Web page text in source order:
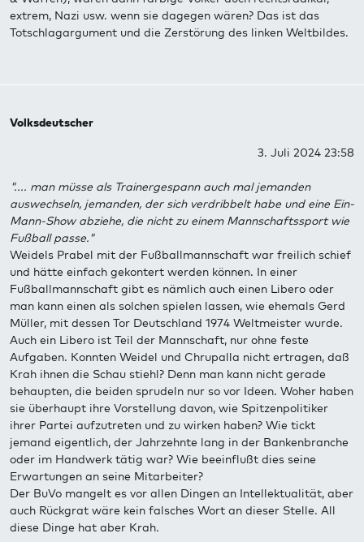
extrem, Nazi usw. wenn sie dagegen wären? Das ist das
Totschlagargument und die Zerstörung des linken Weltbildes.
Volksdeutscher
3. Juli 2024 23:58
".... man müsse als Trainergespann auch mal jemanden
auswechseln, jemanden, der sich verdribbelt habe und eine Ein-
Mann-Show abziehe, die nicht zu einem Mannschaftssport wie
Fußball passe."
Weidels Prabel mit der Fußballmannschaft war freilich schief
und hätte einfach gekontert werden können. In einer
Fußballmannschaft gibt es nämlich auch einen Libero oder
man kann einen als solchen spielen lassen, wie ehemals Gerd
Müller, mit dessen Tor Deutschland 1974 Weltmeister wurde.
Auch ein Libero ist Teil der Mannschaft, nur ohne feste
Aufgaben. Konnten Weidel und Chrupalla nicht ertragen, daß
Krah ihnen die Schau stiehl? Denn man kann nicht gerade
behaupten, die beiden sprudeln nur so vor Ideen. Woher haben
sie überhaupt ihre Vorstellung davon, wie Spitzenpolitiker
ihrer Partei aufzutreten und zu wirken haben? Wie tickt
jemand eigentlich, der Jahrzehnte lang in der Bankenbranche
oder im Handwerk tätig war? Wie beeinflußt dies seine
Erwartungen an seine Mitarbeiter?
Der BuVo mangelt es vor allen Dingen an Intellektualität, aber
auch Rückgrat wäre kein falsches Wort an dieser Stelle. All
diese Dinge hat aber Krah.